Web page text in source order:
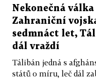
Nekonečná
Zahraniční
sedmnáct let,
dál vraždí
Tálibán jedná s
států o míru, leč dál